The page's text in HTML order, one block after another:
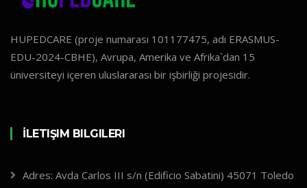
HUPEDCARE (proje numarası 101177475, adı ERASMUS-
EDU-2024-CBHE), Avrupa, Amerika ve Afrika`dan 15
üniversiteyi içeren uluslararası bir işbirliği projesidir.
İLETIŞIM BILGILERI
Adres: Avda Carlos III s/n (Edificio Sabatini) 45071 Toledo